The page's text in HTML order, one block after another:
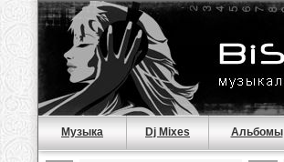
Музыка Dj Mixes Альбомы